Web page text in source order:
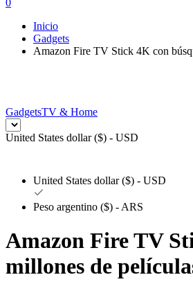
0
Inicio
Gadgets
Amazon Fire TV Stick 4K con
GadgetsTV & Home
United States dollar ($) - USD
United States dollar ($) - USD
Peso argentino ($) - ARS
Amazon Fire TV
millones de